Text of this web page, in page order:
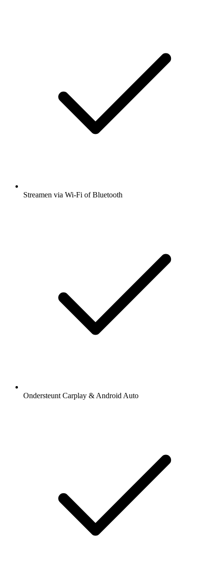
Streamen via Wi-Fi of Bluetooth
Ondersteunt Carplay & Android Auto